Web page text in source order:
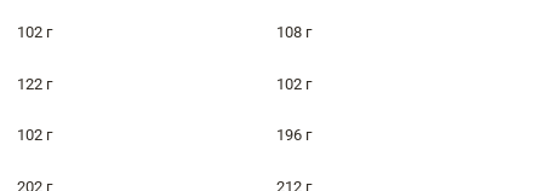
102 г 108 г
122 г 102 г
102 г 196 г
202 г 212 г